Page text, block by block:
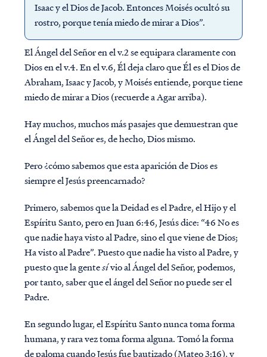
Isaac y el Dios de Jacob. Entonces Moisés ocultó su
rostro, porque tenía miedo de mirar a Dios”.
El Ángel del Señor en el v.2 se equipara claramente con
Dios en el v.4. En el v.6, Él deja claro que Él es el Dios de
Abraham, Isaac y Jacob, y Moisés entiende, porque tiene
miedo de mirar a Dios (recuerde a Agar arriba).
Hay muchos, muchos más pasajes que demuestran que
el Ángel del Señor es, de hecho, Dios mismo.
Pero ¿cómo sabemos que esta aparición de Dios es
siempre el Jesús preencarnado?
Primero, sabemos que la Deidad es el Padre, el Hijo y el
Espíritu Santo, pero en Juan 6:46, Jesús dice: “46 No es
que nadie haya visto al Padre, sino el que viene de Dios;
Ha visto al Padre”. Puesto que nadie ha visto al Padre, y
puesto que la gentesívio al Ángel del Señor, podemos,
por tanto, saber que el ángel del Señor no puede ser el
Padre.
En segundo lugar, el Espíritu Santo nunca toma forma
humana, y rara vez toma forma alguna. Tomó la forma
de paloma cuando Jesús fue bautizado (Mateo 3:16), y